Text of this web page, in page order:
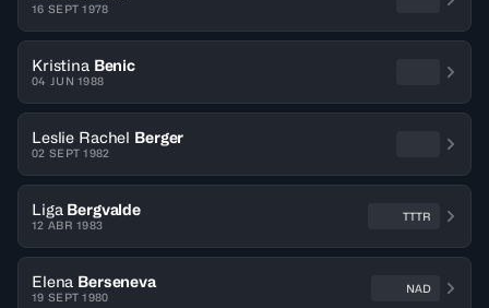
16 SEPT 1978
Kristina Benic
04 JUN 1988
Leslie Rachel Berger
02 SEPT 1982
Liga Bergvalde
12 ABR 1983
TTTR
Elena Berseneva
19 SEPT 1980
NAD